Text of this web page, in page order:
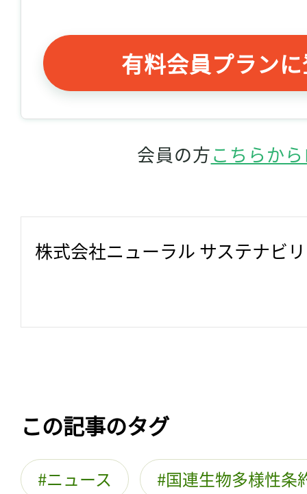
有料会員プラン
会員の方こちらか
株式会社ニューラル サステナビ
この記事のタグ
ニュース 国連生物多様性条